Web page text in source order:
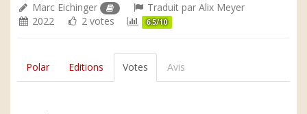
Marc Eichinger Traduit parAlix Meyer
2022
2 votes 6.5/10
Polar Editions Votes Avis